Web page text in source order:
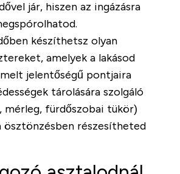
jár, hiszen az ingázásra
készíthetsz olyan
amelyek a lakásod
jelentőségű pontjaira
tárolására szolgáló
mérleg, fürdőszobai tükör)
ösztönzésben részesítheted